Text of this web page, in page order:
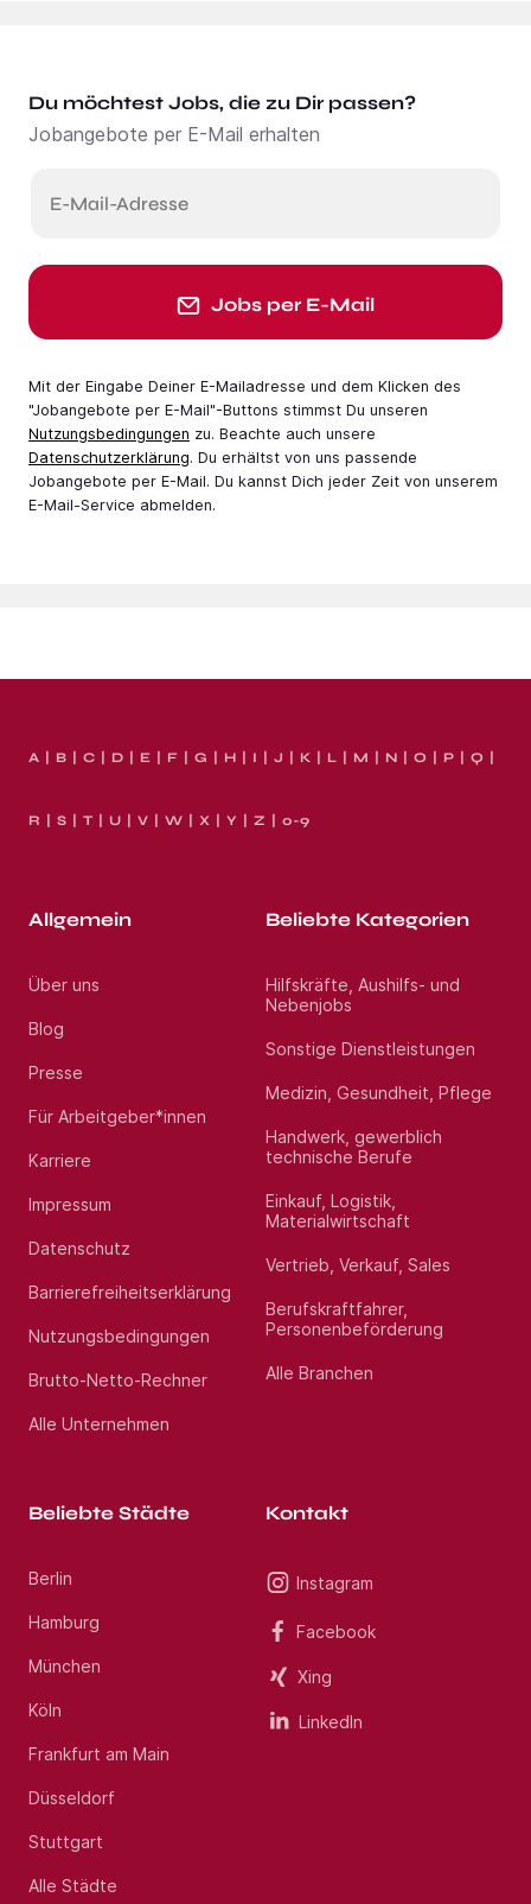
Du möchtest Jobs, die zu Dir passen?
Jobangebote per E-Mail erhalten
E-Mail-Adresse
Jobs per E-Mail
Mit der Eingabe Deiner E-Mail­adresse und dem Klicken des
"Jobangebote per E-Mail"-Buttons stimmst Du unseren
Nutzungsbedingungen zu. Beachte auch unsere
Datenschutzerklärung. Du erhältst von uns passende
Jobangebote per E-Mail. Du kannst Dich jeder Zeit von unserem
E-Mail-Service abmelden.
A B C D E F G H I J K L M N O P Q
R S T U V W X Y Z 0-9
Allgemein
Über uns
Blog
Presse
Für Arbeitgeber*innen
Karriere
Impressum
Datenschutz
Barrierefreiheitserklärung
Nutzungsbedingungen
Brutto-Netto-Rechner
Alle Unternehmen
Beliebte Kategorien
Hilfskräfte, Aushilfs- und
Nebenjobs
Sonstige Dienstleistungen
Medizin, Gesundheit, Pflege
Handwerk, gewerblich
technische Berufe
Einkauf, Logistik,
Materialwirtschaft
Vertrieb, Verkauf, Sales
Berufskraftfahrer,
Personenbeförderung
Alle Branchen
Beliebte Städte
Berlin
Hamburg
München
Köln
Frankfurt am Main
Düsseldorf
Stuttgart
Alle Städte
Kontakt
Instagram
Facebook
Xing
LinkedIn